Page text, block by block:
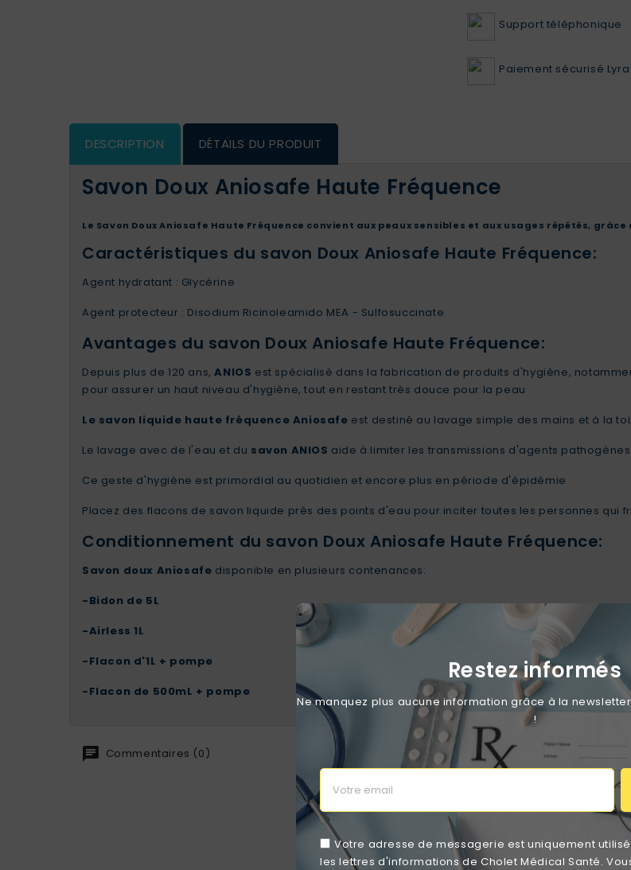
Restez informés
Ne manquez plus aucune information grâce à la
!
Votre adresse de messagerie est uniquement
les lettres d'informations de Cholet Médical Santé.
Support téléphonique
Paiement sécurisé Lyra
DESCRIPTION DÉTAILS DU PRODUIT
Savon Doux Aniosafe Haute Fréquence
Le Savon Doux Aniosafe Haute Fréquence convient aux peaux sensibles et aux usages répétés,
Caractéristiques du savon Doux Aniosafe Haute Fréquence:
Agent hydratant : Glycérine
Agent protecteur : Disodium Ricinoleamido MEA - Sulfosuccinate
Avantages du savon Doux Aniosafe Haute Fréquence:
Depuis plus de 120 ans,ANIOS est spécialisé dans la fabrication de produits d'hygiène,
pour assurer un haut niveau d'hygiène, tout en restant très douce pour la peau
Le savon liquide haute fréquence Aniosafe est destiné au lavage simple des mains et à la
Le lavage avec de l'eau et du savon ANIOS aide à limiter les transmissions d'agents
Ce geste d'hygiène est primordial au quotidien et encore plus en période d'épidémie
Placez des flacons de savon liquide près des points d'eau pour inciter toutes les personnes qui
Conditionnement du savon Doux Aniosafe Haute Fréquence:
Savon doux Aniosafe disponible en plusieurs contenances:
-Bidon de 5L
-Airless 1L
-Flacon d'1L + pompe
-Flacon de 500mL + pompe
Commentaires (0)
Aucun avis n'a été publié pour le